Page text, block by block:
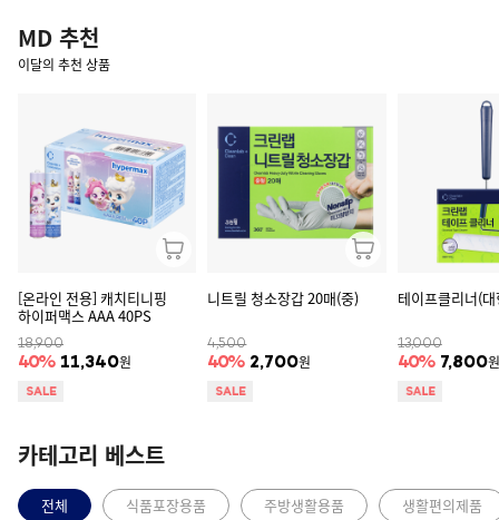
MD 추천
이달의 추천 상품
[온라인 전용] 캐치티니핑
하이퍼맥스 AAA 40PS
18,900
40% 11,340원
니트릴 청소장갑 20매(중)
4,500
40% 2,700원
테이프클리너(
13,000
40% 7,800원
카테고리 베스트
전체 식품포장용품 주방생활용품 생활편의제품